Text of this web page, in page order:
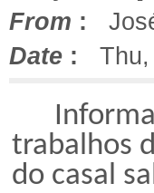
From :
Date : Thu,
trabalhos
do casal